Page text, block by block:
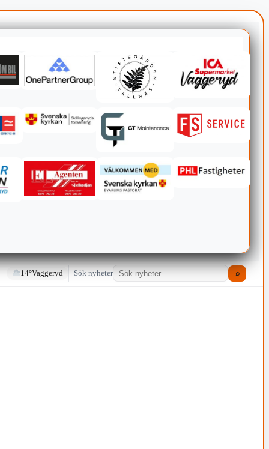
14°Vaggeryd Sök nyheter ⌕